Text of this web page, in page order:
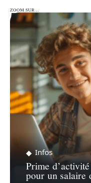
ZOOM SUR…
Infos
Prime
pour un salaire